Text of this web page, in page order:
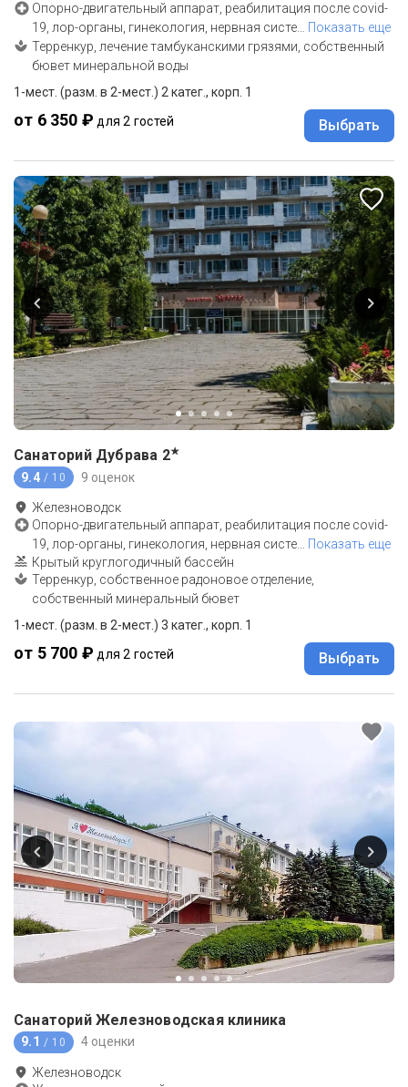
Опорно-двигательный аппарат, реабилитация после covid-
19, лор-органы, гинекология, нервная систе… Показать еще
Терренкур, лечение тамбуканскими грязями, собственный
бювет минеральной воды
1-мест. (разм. в 2-мест.) 2 катег., корп. 1
от 6 350 ₽ для 2 гостей Выбрать
Санаторий Дубрава 2★
9.4 / 10 9 оценок
Железноводск
Опорно-двигательный аппарат, реабилитация после covid-
19, лор-органы, гинекология, нервная систе… Показать еще
Крытый круглогодичный бассейн
Терренкур, собственное радоновое отделение,
собственный минеральный бювет
1-мест. (разм. в 2-мест.) 3 катег., корп. 1
от 5 700 ₽ для 2 гостей Выбрать
Санаторий Железноводская клиника
9.1 / 10 4 оценки
Железноводск